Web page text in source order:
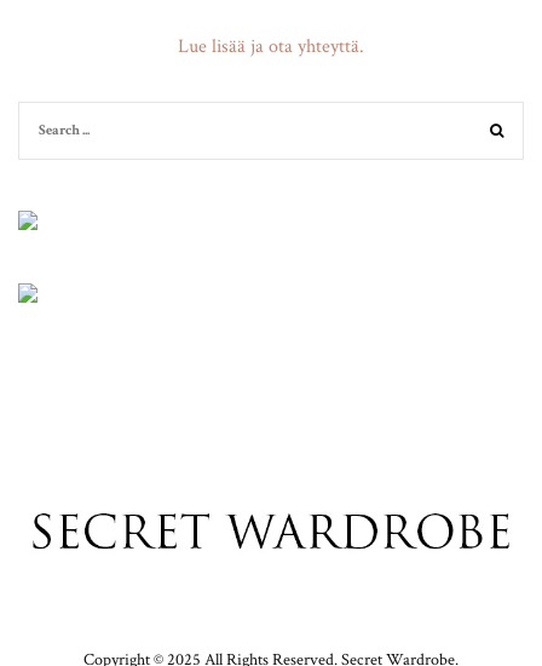
Lue lisää ja ota yhteyttä.
Copyright © 2025 All Rights Reserved. Secret Wardrobe.